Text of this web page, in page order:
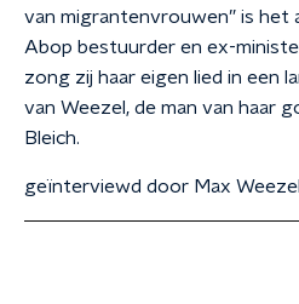
van migrantenvrouwen” is het
Abop bestuurder en ex-
zong zij haar eigen lied in een
van Weezel, de man van haar
Bleich.
geïnterviewd door Max Weezel